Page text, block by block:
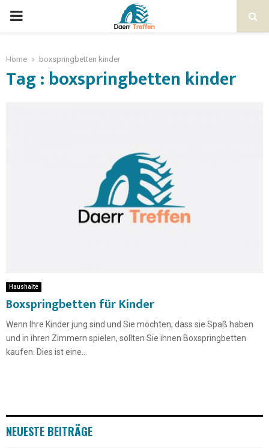
Home boxspringbetten kinder
Tag : boxspringbetten kinder
Haushalte
Boxspringbetten für Kinder
Wenn Ihre Kinder jung sind und Sie möchten, dass sie Spaß haben
und in ihren Zimmern spielen, sollten Sie ihnen Boxspringbetten
kaufen. Dies ist eine...
NEUESTE BEITRÄGE